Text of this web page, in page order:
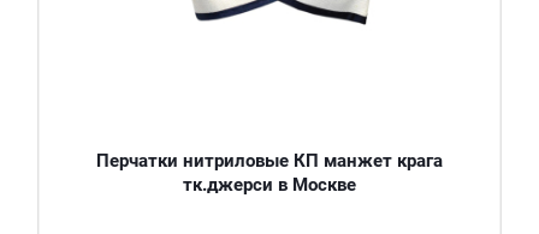
Перчатки нитриловые КП манжет крага
тк.джерси в Москве